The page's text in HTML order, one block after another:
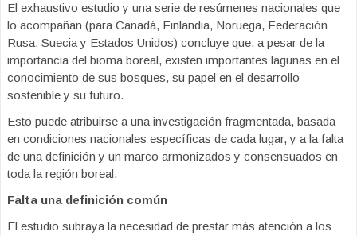
El exhaustivo estudio y una serie de resúmenes nacionales que
lo acompañan (para Canadá, Finlandia, Noruega, Federación
Rusa, Suecia y Estados Unidos) concluye que, a pesar de la
importancia del bioma boreal, existen importantes lagunas en el
conocimiento de sus bosques, su papel en el desarrollo
sostenible y su futuro.
Esto puede atribuirse a una investigación fragmentada, basada
en condiciones nacionales específicas de cada lugar, y a la falta
de una definición y un marco armonizados y consensuados en
toda la región boreal.
Falta una definición común
El estudio subraya la necesidad de prestar más atención a los